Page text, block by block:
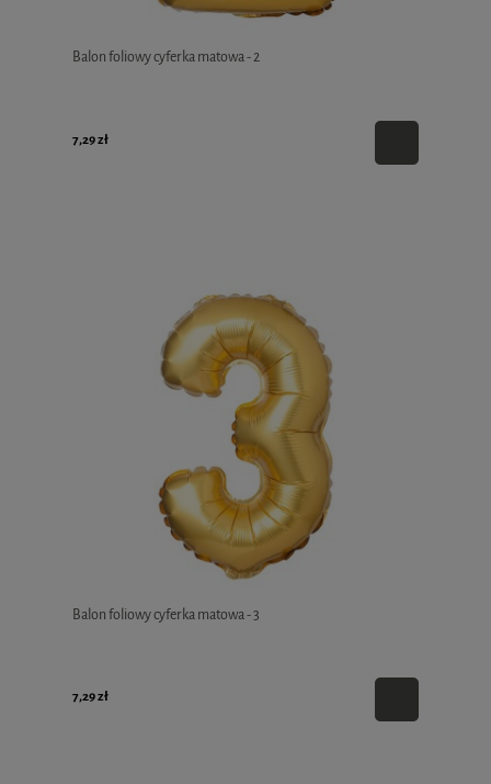
Balon foliowy cyferka matowa - 2
7,29 zł
Balon foliowy cyferka matowa - 3
7,29 zł